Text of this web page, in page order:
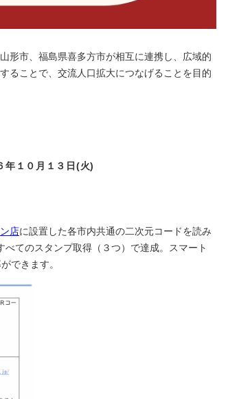
形市、福島県喜多方市が相互に連携し、広域的
ることで、交流人口拡大につなげることを目的
１０月１３日(火)
店に設置した各市内共通の二次元コードを読み
てのスタンプ取得（３つ）で達成。スマート
できます。